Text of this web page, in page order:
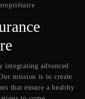
advanced
mission is to create
that ensure a healthy